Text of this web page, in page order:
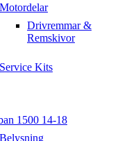
Motordelar
Drivremmar &
Remskivor
Service Kits
1500 14-18
Belysning